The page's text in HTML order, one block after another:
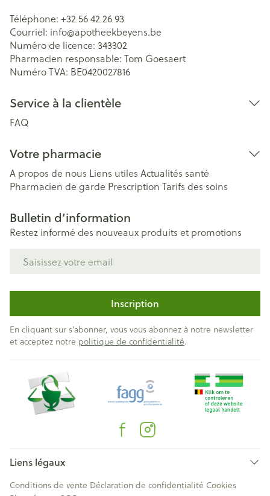
Téléphone: +32 56 42 26 93
Courriel: info@apotheekbeyens.be
Numéro de licence: 343302
Pharmacien responsable: Tom Goesaert
Numéro TVA: BE0420027816
Service à la clientèle
FAQ
Votre pharmacie
A propos de nous Liens utiles Actualités santé
Pharmacien de garde Prescription Tarifs des soins
Bulletin d’information
Restez informé des nouveaux produits et promotions
Inscription
En cliquant sur s'abonner, vous vous abonnez à notre newsletter
et acceptez notre politique de confidentialité.
Liens légaux
Conditions de vente Déclaration de confidentialité Cookies